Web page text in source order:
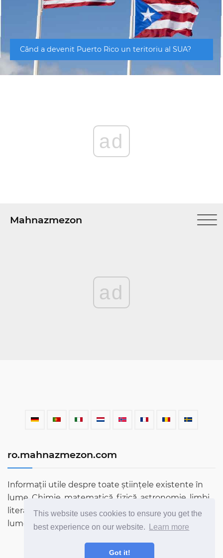
This website uses cookies to ensure you get the
best experience on our website.
Learn more
Got it!
Când a devenit Puerto Rico un teritoriu al SUA?
ad
Mahnazmezon
ad
ro.mahnazmezon.com
Informații utile despre toate științele existente în
lume. Chimie, matematică, fizică, astronomie, limbi,
literatură și multe altele. Aflați mai multe despre
lume prin blogul nostru!